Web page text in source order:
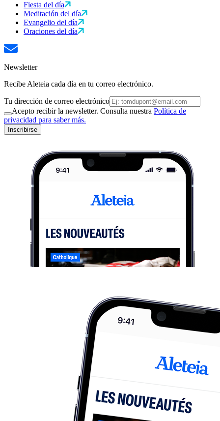
Fiesta del día
Meditación del día
Evangelio del día
Oraciones del día
Newsletter
Recibe Aleteia cada día en tu correo electrónico.
Tu dirección de correo electrónico
Acepto recibir la newsletter. Consulta nuestra Política de
privacidad para saber más.
Inscribirse